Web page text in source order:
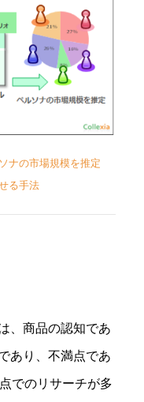
ナの市場規模を推定
る手法
、商品の認知であ
あり、不満点であ
でのリサーチが多